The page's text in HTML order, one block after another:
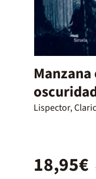
Manzana
Lispector,
18,95€